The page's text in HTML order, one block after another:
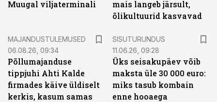
Muugal viljaterminali
mais langeb järsult,
õlikultuurid kasvavad
MAJANDUSTULEMUSED
06.08.26, 09:34
Põllumajanduse
tippjuhi Ahti Kalde
firmades käive üldiselt
kerkis, kasum samas
SISUTURUNDUS
11.06.26, 09:28
Üks seisakupäev võib
maksta üle 30 000 euro:
miks tasub kombain
enne hooaega